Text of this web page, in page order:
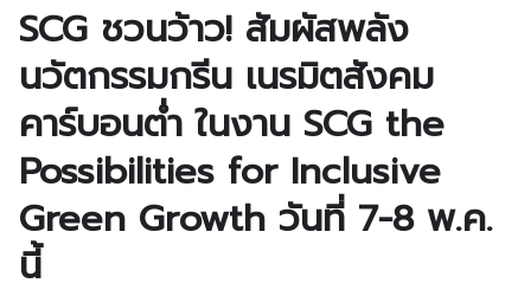
SCG ชวนว้าว! สัมผัสพลัง
นวัตกรรมกรีน เนรมิตสังคม
คาร์บอนต่ำ ในงาน SCG the
Possibilities for Inclusive
Green Growth วันที่ 7-8 พ.ค.
นี้